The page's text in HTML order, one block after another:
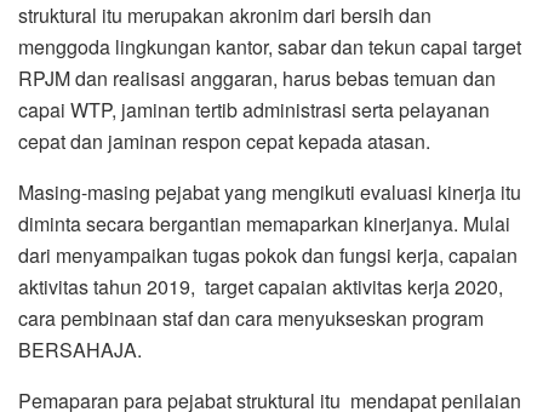
struktural itu merupakan akronim dari bersih dan
menggoda lingkungan kantor, sabar dan tekun capai target
RPJM dan realisasi anggaran, harus bebas temuan dan
capai WTP, jaminan tertib administrasi serta pelayanan
cepat dan jaminan respon cepat kepada atasan.
Masing-masing pejabat yang mengikuti evaluasi kinerja itu
diminta secara bergantian memaparkan kinerjanya. Mulai
dari menyampaikan tugas pokok dan fungsi kerja, capaian
aktivitas tahun 2019, target capaian aktivitas kerja 2020,
cara pembinaan staf dan cara menyukseskan program
BERSAHAJA.
Pemaparan para pejabat struktural itu mendapat penilaian